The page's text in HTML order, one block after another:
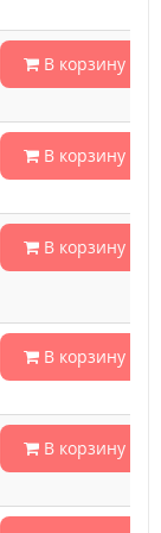
В корзину
В корзину
В корзину
В корзину
В корзину